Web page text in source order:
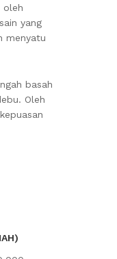
oleh
yang
menyatu
basah
Oleh